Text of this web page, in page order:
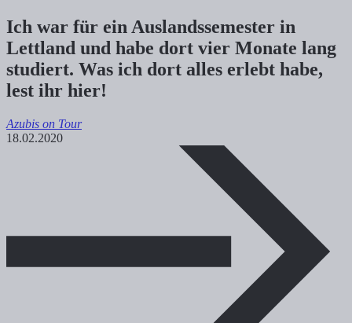
Ich war für ein Auslandssemester in
Lettland und habe dort vier Monate lang
studiert. Was ich dort alles erlebt habe,
lest ihr hier!
Azubis on Tour
18.02.2020